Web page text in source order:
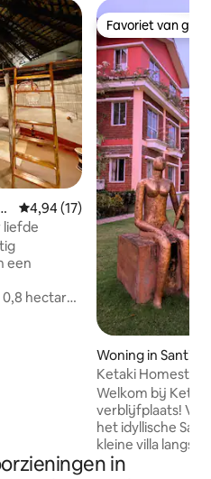
Gemiddelde beoordeling van
4,94 (17)
liefde
een
hectare,
haard
Ons
Favoriet van
Favoriet van
Woning in
Ketaki
verblijfplaats.
Welkom bij
verblijfplaats! Verken de schoonheid van
het idyllische
kleine villa langs
kabbelende rivier
in